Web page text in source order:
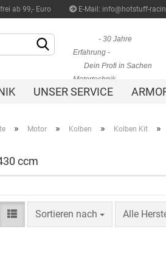
ab 99,- Euro E-Mail: info@hotstuff-
Sprache auswählen
Konto
Passwort
- 30 Jahre
Erfahrung -
Dein Profi in Sachen
Motortechnik
UNSER SERVICE
» Motor » Kolben » Kolben Kit »
ccm
Sortieren nach Alle